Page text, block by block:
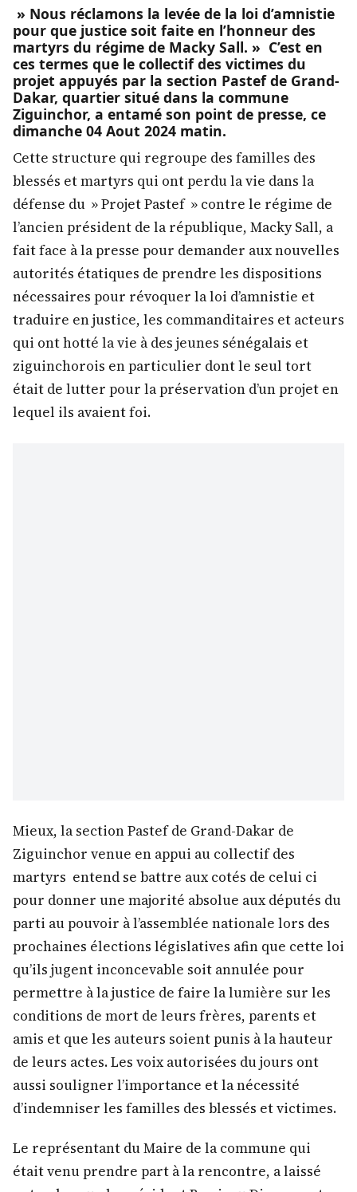
» Nous réclamons la levée de la loi d’amnistie
pour que justice soit faite en l’honneur des
martyrs du régime de Macky Sall. » C’est en
ces termes que le collectif des victimes du
projet appuyés par la section Pastef de Grand-
Dakar, quartier situé dans la commune
Ziguinchor, a entamé son point de presse, ce
dimanche 04 Aout 2024 matin.
Cette structure qui regroupe des familles des
blessés et martyrs qui ont perdu la vie dans la
défense du » Projet Pastef » contre le régime de
l’ancien président de la république, Macky Sall, a
fait face à la presse pour demander aux nouvelles
autorités étatiques de prendre les dispositions
nécessaires pour révoquer la loi d’amnistie et
traduire en justice, les commanditaires et acteurs
qui ont hotté la vie à des jeunes sénégalais et
ziguinchorois en particulier dont le seul tort
était de lutter pour la préservation d’un projet en
lequel ils avaient foi.
Mieux, la section Pastef de Grand-Dakar de
Ziguinchor venue en appui au collectif des
martyrs entend se battre aux cotés de celui ci
pour donner une majorité absolue aux députés du
parti au pouvoir à l’assemblée nationale lors des
prochaines élections législatives afin que cette loi
qu’ils jugent inconcevable soit annulée pour
permettre à la justice de faire la lumière sur les
conditions de mort de leurs frères, parents et
amis et que les auteurs soient punis à la hauteur
de leurs actes. Les voix autorisées du jours ont
aussi souligner l’importance et la nécessité
d’indemniser les familles des blessés et victimes.
Le représentant du Maire de la commune qui
était venu prendre part à la rencontre, a laissé